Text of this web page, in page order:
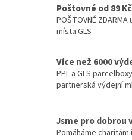
Poštovné od 89 Kč
POŠTOVNÉ
místa GLS
Více než 6000
PPL a GLS
partnerská výdejní
Jsme pro dobrou
Pomáháme